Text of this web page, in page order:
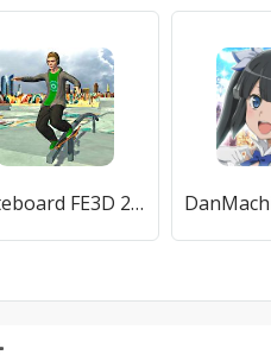
Skateboard FE3D 2 - Freestyle Extreme 3D